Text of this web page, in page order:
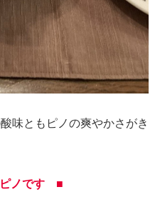
味ともピノの爽やかさがき
ピノです ■